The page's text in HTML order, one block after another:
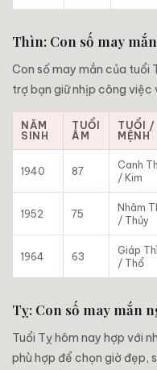
Thìn: Con số may
Con số may mắn của tuổi
trợ bạn giữ nhịp công việc
NĂM
SINH
TUỔI
ÂM
TUỔI /
MỆNH
1940 87
Canh
/ Kim
1952 75
Nhâm
/ Thủy
1964 63
Giáp
/ Thổ
Tỵ: Con số may mắn
Tuổi Tỵ hôm nay hợp với
phù hợp để chọn giờ đẹp,